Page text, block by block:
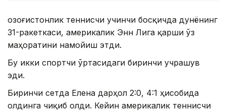
Қозоғистонлик теннисчи учинчи босқичда дунёнинг
31-ракеткаси, америкалик Энн Лига қарши ўз
маҳоратини намойиш этди.
Бу икки спортчи ўртасидаги биринчи учрашув
эди.
Биринчи сетда Елена дарҳол 2:0, 4:1 ҳисобида
олдинга чиқиб олди. Кейин америкалик теннисчи